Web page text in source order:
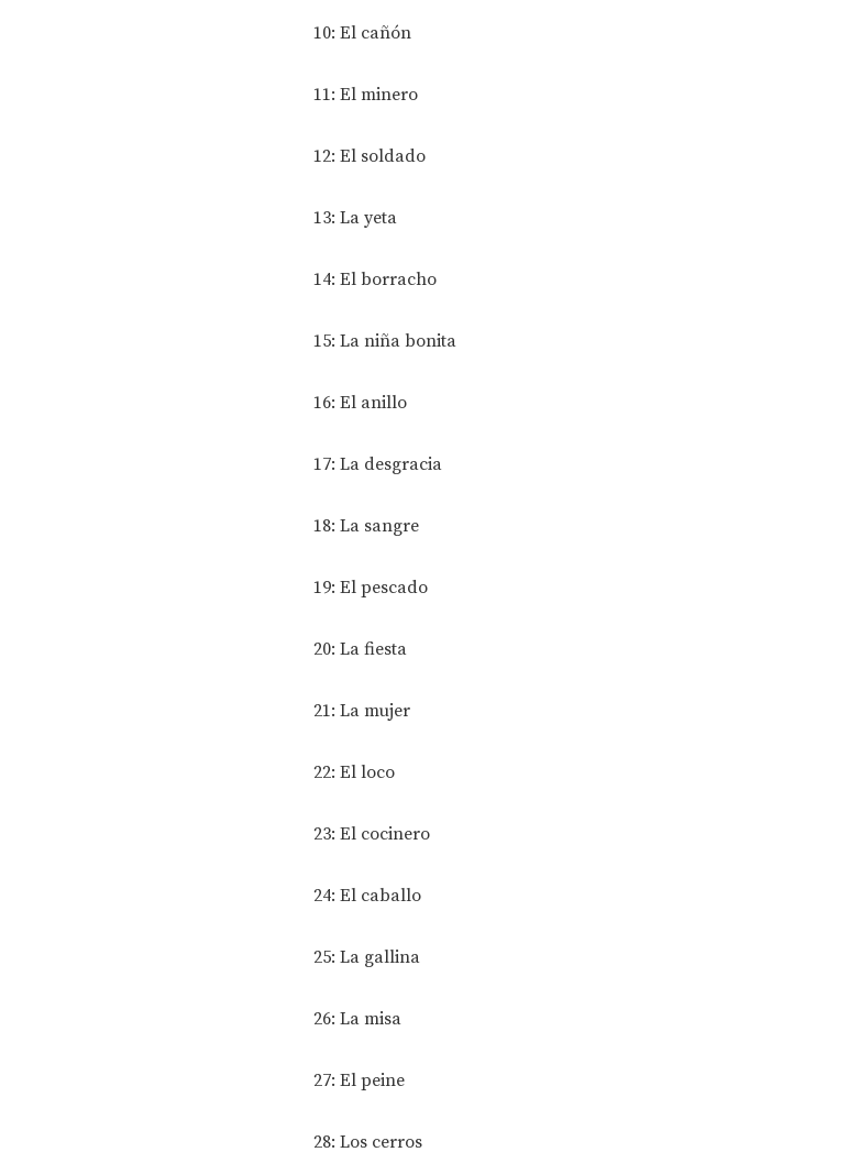
10: El cañón
11: El minero
12: El soldado
13: La yeta
14: El borracho
15: La niña bonita
16: El anillo
17: La desgracia
18: La sangre
19: El pescado
20: La fiesta
21: La mujer
22: El loco
23: El cocinero
24: El caballo
25: La gallina
26: La misa
27: El peine
28: Los cerros